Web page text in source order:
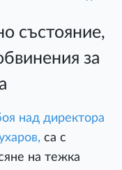
състояние,
за
над директора
са с
на тежка